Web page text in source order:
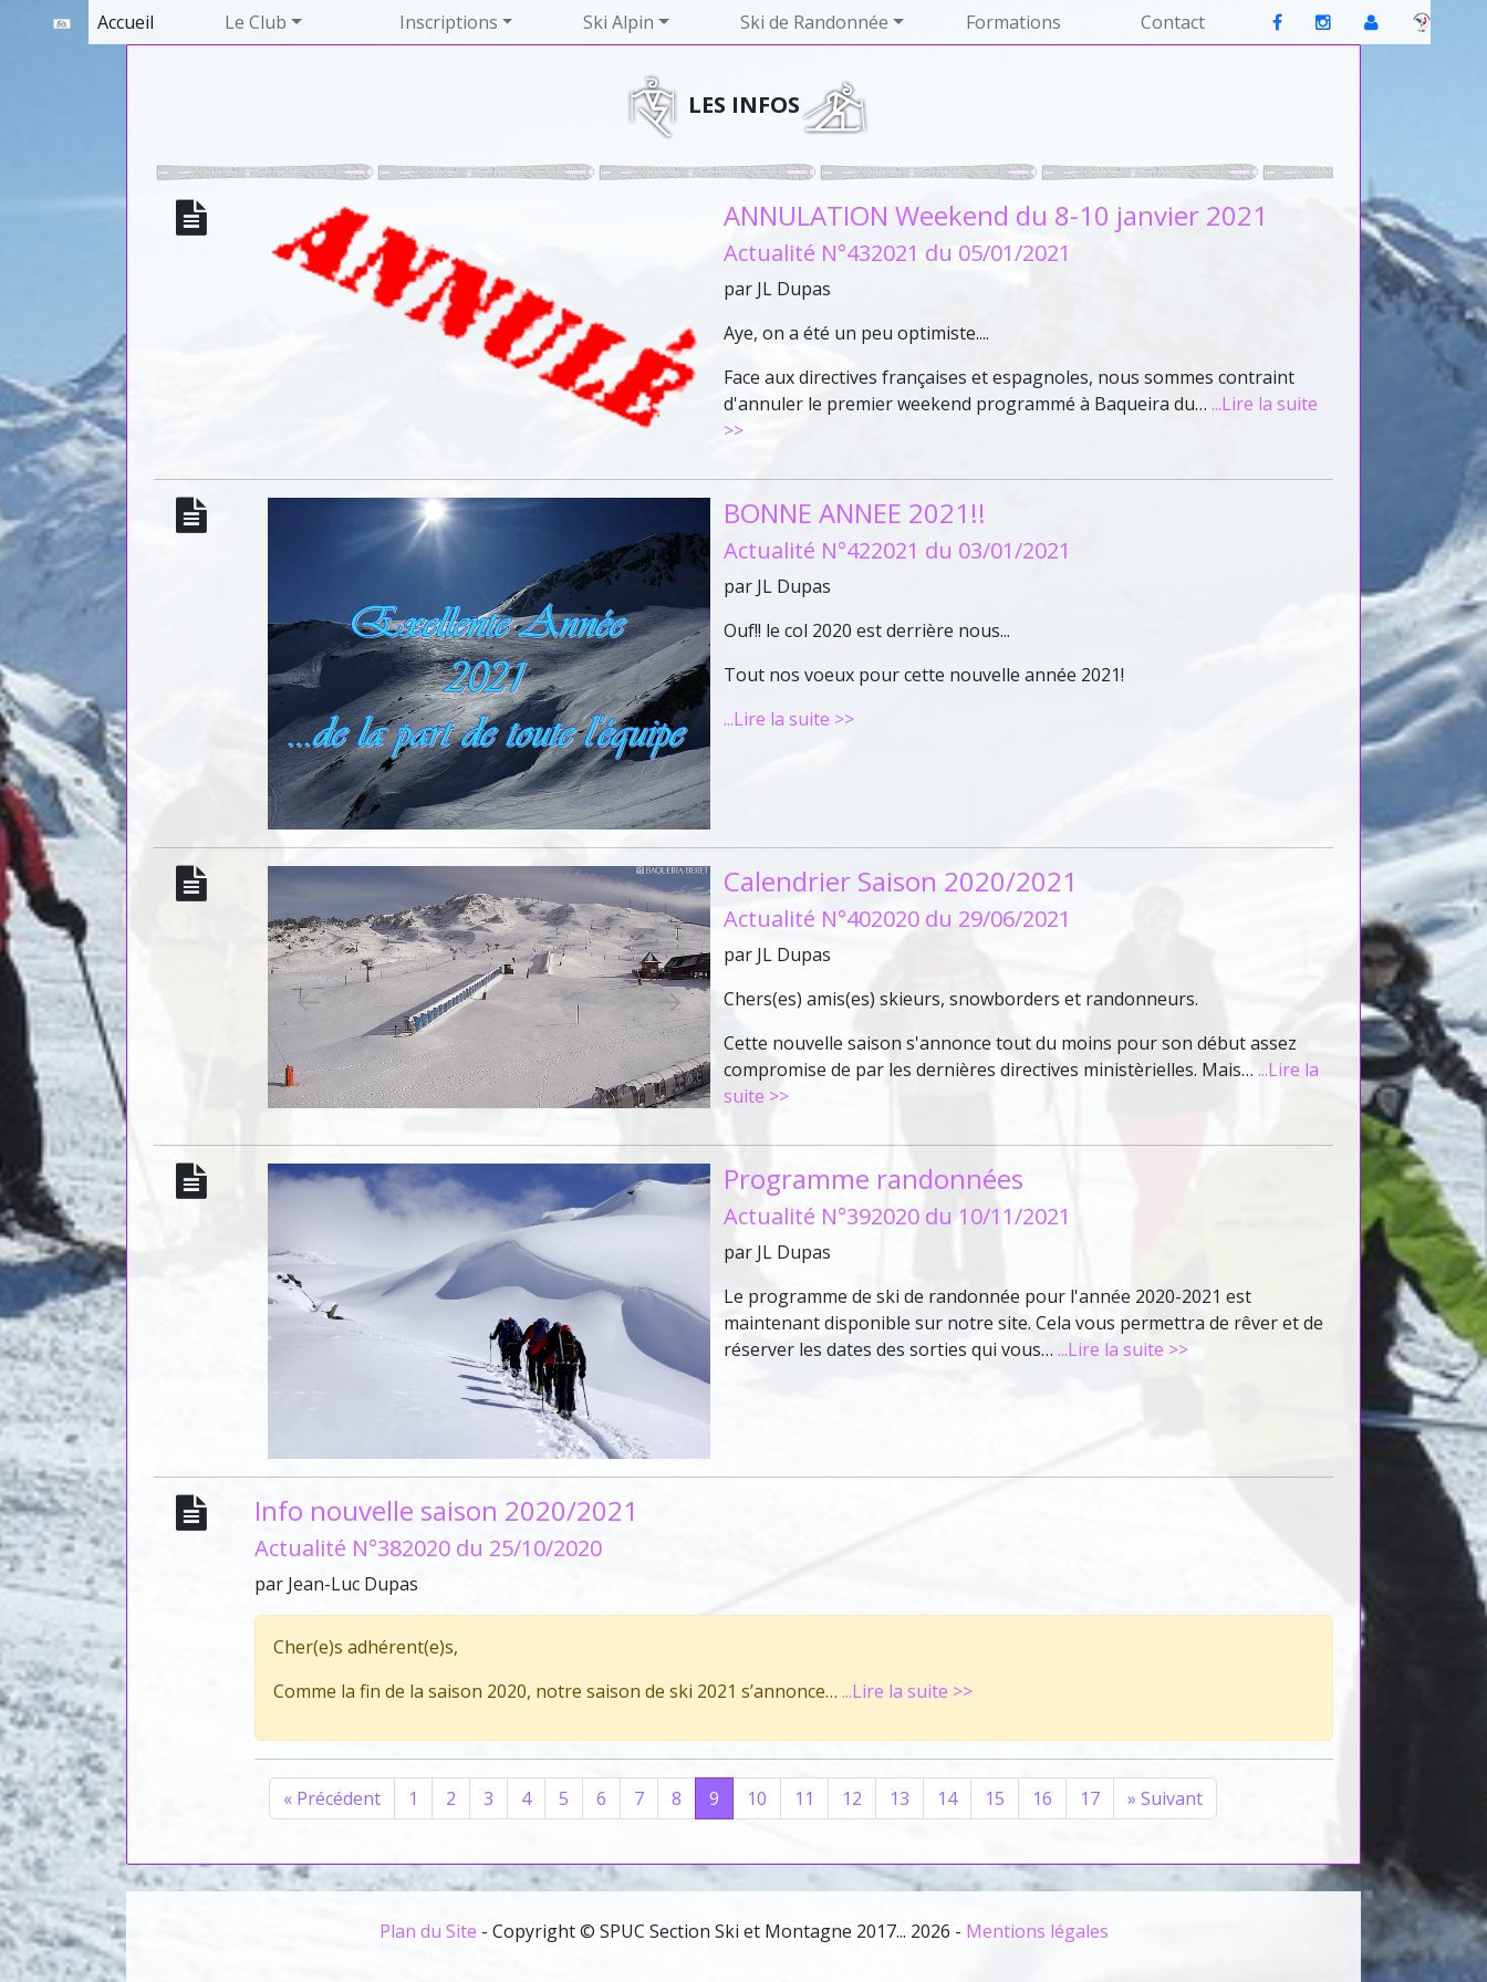
Accueil Le Club Inscriptions Ski Alpin Ski de Randonnée Formations Contact
LES INFOS
ANNULATION Weekend du 8-10 janvier 2021
Actualité N°432021 du 05/01/2021
par JL Dupas
Aye, on a été un peu optimiste....
Face aux directives françaises et espagnoles, nous sommes contraint
d'annuler le premier weekend programmé à Baqueira du… ...Lire la suite
>>
BONNE ANNEE 2021!!
Actualité N°422021 du 03/01/2021
par JL Dupas
Ouf!! le col 2020 est derrière nous...
Tout nos voeux pour cette nouvelle année 2021!
...Lire la suite >>
Calendrier Saison 2020/2021
Actualité N°402020 du 29/06/2021
par JL Dupas
Chers(es) amis(es) skieurs, snowborders et randonneurs.
Cette nouvelle saison s'annonce tout du moins pour son début assez
compromise de par les dernières directives ministèrielles. Mais… ...Lire la
suite >>
Programme randonnées
Actualité N°392020 du 10/11/2021
par JL Dupas
Le programme de ski de randonnée pour l'année 2020-2021 est
maintenant disponible sur notre site. Cela vous permettra de rêver et de
réserver les dates des sorties qui vous… ...Lire la suite >>
Info nouvelle saison 2020/2021
Actualité N°382020 du 25/10/2020
par Jean-Luc Dupas
Cher(e)s adhérent(e)s,
Comme la fin de la saison 2020, notre saison de ski 2021 s’annonce… ...Lire la suite >>
« Précédent 1 2 3 4 5 6 7 8 9 10 11 12 13 14 15 16 17 » Suivant
Plan du Site - Copyright © SPUC Section Ski et Montagne 2017... 2026 - Mentions légales